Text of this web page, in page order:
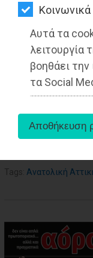
Αυτά τα
λειτουργία
βοηθάει
τα Social
ΨΙΘΥΡΟΙ
ΑΡΘΡΩΝ
aboutus
Tags: Ανατολική